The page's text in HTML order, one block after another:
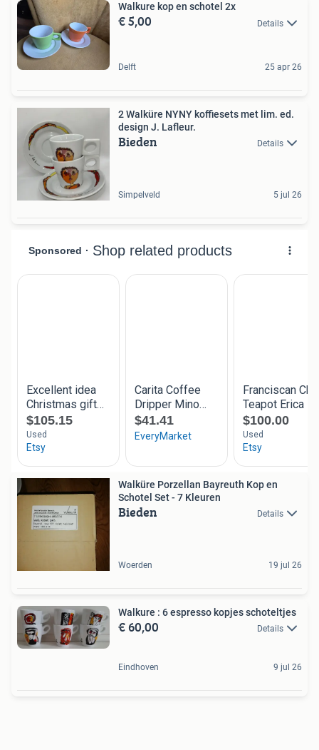
Walkure kop en schotel 2x
€ 5,00 Details
Delft 25 apr 26
2 Walküre NYNY koffiesets met lim. ed.
design J. Lafleur.
Bieden Details
Simpelveld 5 jul 26
Walküre Porzellan Bayreuth Kop en
Schotel Set - 7 Kleuren
Bieden Details
Woerden 19 jul 26
Walkure : 6 espresso kopjes schoteltjes
€ 60,00 Details
Eindhoven 9 jul 26